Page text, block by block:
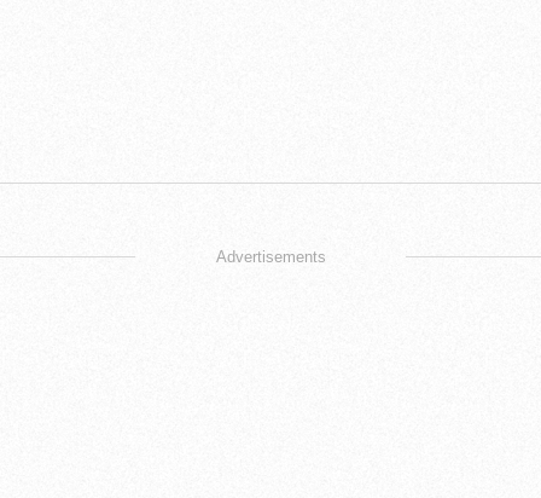
Advertisements